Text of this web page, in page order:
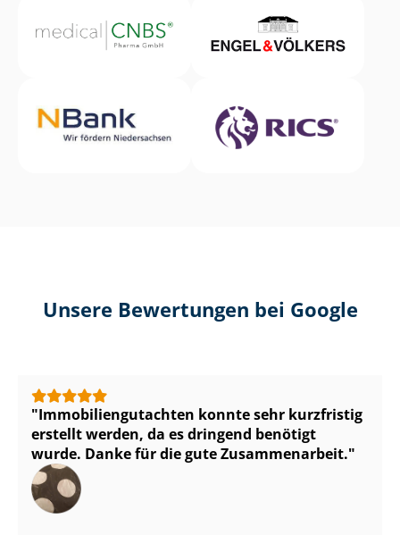
Unsere Bewertungen bei Google
Im­mo­bi­li­en­gut­ach­ten konnte sehr kurzfristig
erstellt werden, da es dringend benötigt
wurde. Danke für die gute Zusammenarbeit.